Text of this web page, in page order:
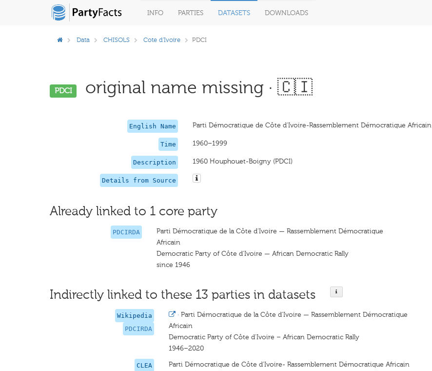
INFO PARTIES DATASETS DOWNLOADS
Data CHISOLS Cote d'Ivoire PDCI
PDCI original name missing · 🇨🇮
English Name Parti Démocratique de Côte d'Ivoire-Rassemblement Démocratique Africain
Time 1960–1999
Description 1960 Houphouet-Boigny (PDCI)
Details from Source
Already linked to 1 core party
PDCIRDA
Parti Démocratique de la Côte d'Ivoire — Rassemblement Démocratique
Africain
Democratic Party of Côte d'Ivoire — African Democratic Rally
since 1946
Indirectly linked to these 13 parties in datasets
Wikipedia
PDCIRDA
· Parti Démocratique de la Côte d'Ivoire — Rassemblement Démocratique
Africain
Democratic Party of Côte d'Ivoire – African Democratic Rally
1946–2020
CLEA
Parti Démocratique de Côte d'Ivoire- Rassemblement Démocratique Africain